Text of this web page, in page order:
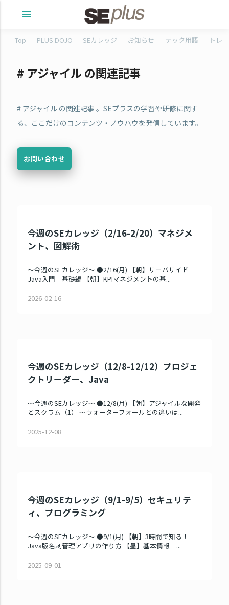
menu
Top PLUS DOJO SEカレッジ お知らせ テック用語 トレ
# アジャイル の関連記事
# アジャイル の関連記事 。SEプラスの学習や研修に関す
る、ここだけのコンテンツ・ノウハウを発信しています。
お問い合わせ
今週のSEカレッジ（2/16-2/20）マネジメ
ント、図解術
～今週のSEカレッジ～ ●2/16(月) 【朝】サーバサイド
Java入門 基礎編 【朝】KPIマネジメントの基...
2026-02-16
今週のSEカレッジ（12/8-12/12）プロジェ
クトリーダー、Java
～今週のSEカレッジ～ ●12/8(月) 【朝】アジャイルな開発
とスクラム（1） ～ウォーターフォールとの違いは...
2025-12-08
今週のSEカレッジ（9/1-9/5）セキュリテ
ィ、プログラミング
～今週のSEカレッジ～ ●9/1(月) 【朝】3時間で知る！
Java版名刺管理アプリの作り方 【昼】基本情報「...
2025-09-01